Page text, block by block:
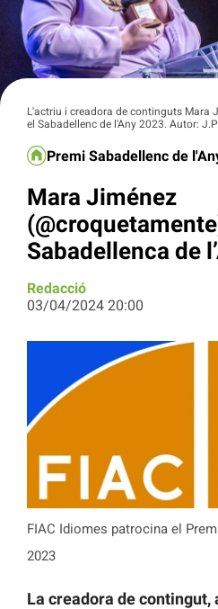
L'actriu i creadora de continguts Mara
el Sabadellenc de l'Any 2023. Autor:
Premi Sabadellenc de
Mara Jiménez
Sabadellenca de
Redacció
03/04/2024 20:00
FIAC Idiomes patrocina el
2023
La creadora de